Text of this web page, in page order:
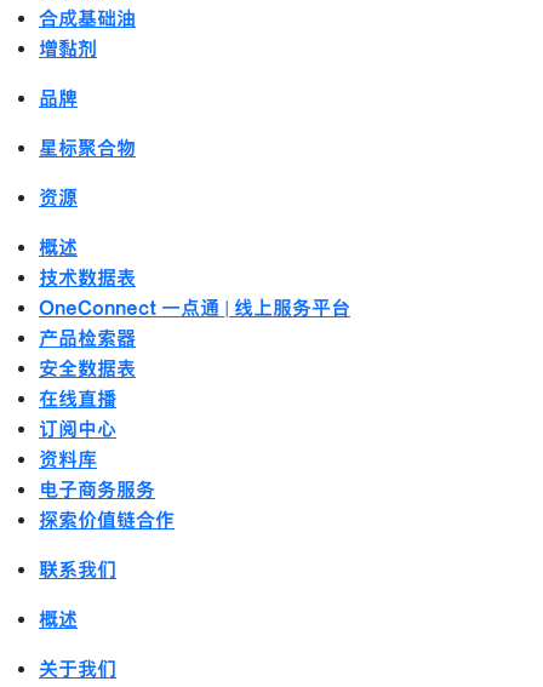
合成基础油
增黏剂
品牌
星标聚合物
资源
概述
技术数据表
OneConnect 一点通 | 线上服务平台
产品检索器
安全数据表
在线直播
订阅中心
资料库
电子商务服务
探索价值链合作
联系我们
概述
关于我们